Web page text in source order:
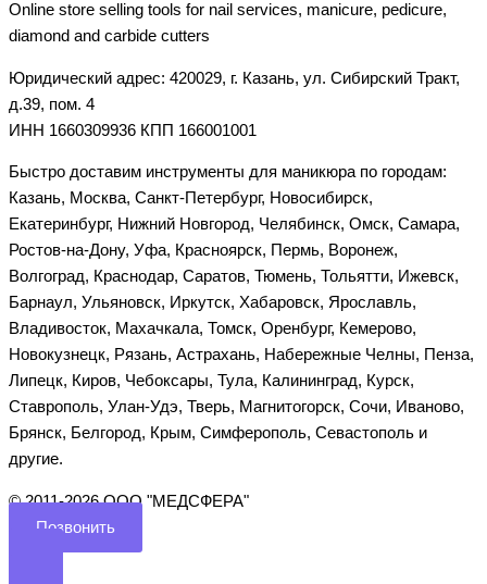
Online store selling tools for nail services, manicure, pedicure,
diamond and carbide cutters
Юридический адрес: 420029, г. Казань, ул. Сибирский Тракт,
д.39, пом. 4
ИНН 1660309936 КПП 166001001
Быстро доставим инструменты для маникюра по городам:
Казань, Москва, Санкт-Петербург, Новосибирск,
Екатеринбург, Нижний Новгород, Челябинск, Омск, Самара,
Ростов-на-Дону, Уфа, Красноярск, Пермь, Воронеж,
Волгоград, Краснодар, Саратов, Тюмень, Тольятти, Ижевск,
Барнаул, Ульяновск, Иркутск, Хабаровск, Ярославль,
Владивосток, Махачкала, Томск, Оренбург, Кемерово,
Новокузнецк, Рязань, Астрахань, Набережные Челны, Пенза,
Липецк, Киров, Чебоксары, Тула, Калининград, Курск,
Ставрополь, Улан-Удэ, Тверь, Магнитогорск, Сочи, Иваново,
Брянск, Белгород, Крым, Симферополь, Севастополь и
другие.
©️ 2011-2026 ООО "МЕДСФЕРА"
Позвонить